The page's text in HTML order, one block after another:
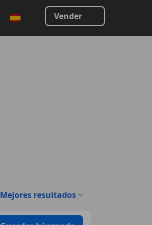
Vender
Mejores resultados